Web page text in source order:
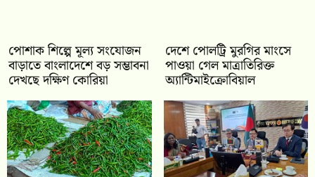
পোশাক শিল্পে মূল্য সংযোজন
বাড়াতে বাংলাদেশে বড় সম্ভাবনা
দেখছে দক্ষিণ কোরিয়া
দেশে পোলট্রি মুরগির মাংসে
পাওয়া গেল মাত্রাতিরিক্ত
অ্যান্টিমাইক্রোবিয়াল